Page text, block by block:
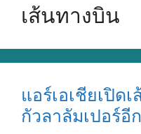
เส้นทางบิน
แอร์เอเชียเปิด
กัวลาลัมเปอร์อี